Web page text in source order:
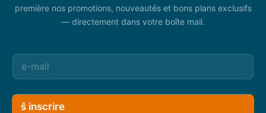
première nos promotions, nouveautés et bons plans exclusifs
— directement dans votre boîte mail.
š inscrire